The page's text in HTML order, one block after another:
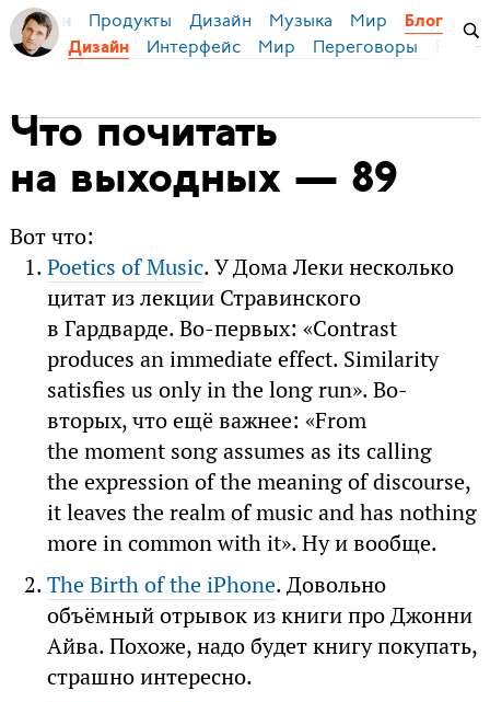
Бирман Продукты Дизайн Музыка Мир
Блог
Дизайн
Интерфейс Мир Переговоры
Что почитать
на выходных — 89
Вот что:
Poetics of Music. У Дома Леки несколько
цитат из лекции Стравинского
в Гардварде. Во-первых: «Contrast
produces an immediate effect. Similarity
satisfies us only in the long run». Во-
вторых, что ещё важнее: «From
the moment song assumes as its calling
the expression of the meaning of discourse,
it leaves the realm of music and has nothing
more in common with it». Ну и вообще.
The Birth of the iPhone. Довольно
объёмный отрывок из книги про Джонни
Айва. Похоже, надо будет книгу покупать,
страшно интересно.